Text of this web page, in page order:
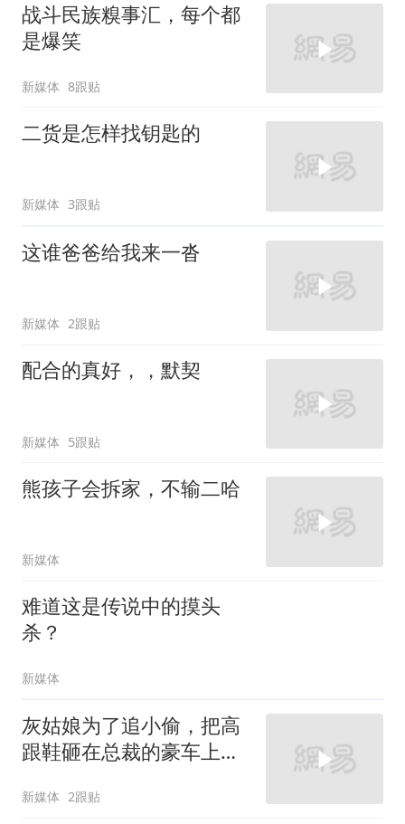
战斗民族糗事汇，每个都
是爆笑
新媒体 8跟贴
二货是怎样找钥匙的
新媒体 3跟贴
这谁爸爸给我来一沓
新媒体 2跟贴
配合的真好，，默契
新媒体 5跟贴
熊孩子会拆家，不输二哈
新媒体
难道这是传说中的摸头
杀？
新媒体
灰姑娘为了追小偷，把高
跟鞋砸在总裁的豪车上，
新媒体 2跟贴